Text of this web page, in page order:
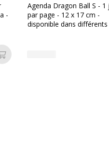
fabricant
-
Ajouter au panier
Agenda Dragon Ball S - 1
par page - 12 x 17 cm -
disponible dans différents